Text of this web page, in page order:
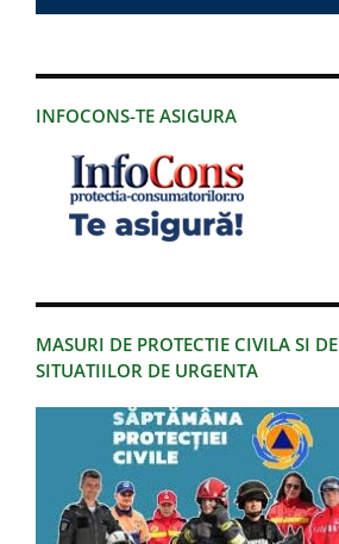
INFOCONS-TE ASIGURA
MASURI DE PROTECTIE CIVILA SI
SITUATIILOR DE URGENTA